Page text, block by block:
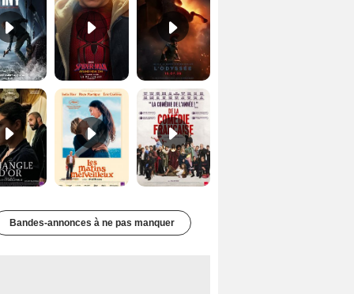
Le Triangle d'or Bande-annonce VF De la Comédie-Française Teaser VF
Bandes-annonces à ne pas manquer